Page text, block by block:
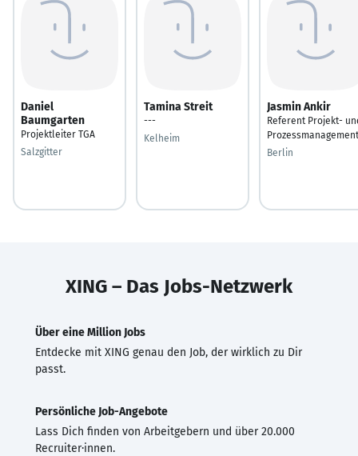
Daniel
Baumgarten
Projektleiter TGA
Salzgitter
Tamina Streit
---
Kelheim
Jasmin Ankir
Referent Projekt-
Prozessmanagement
Berlin
XING – Das Jobs-Netzwerk
Über eine Million Jobs
Entdecke mit XING genau den Job, der wirklich zu Dir
passt.
Persönliche Job-Angebote
Lass Dich finden von Arbeitgebern und über 20.000
Recruiter·innen.